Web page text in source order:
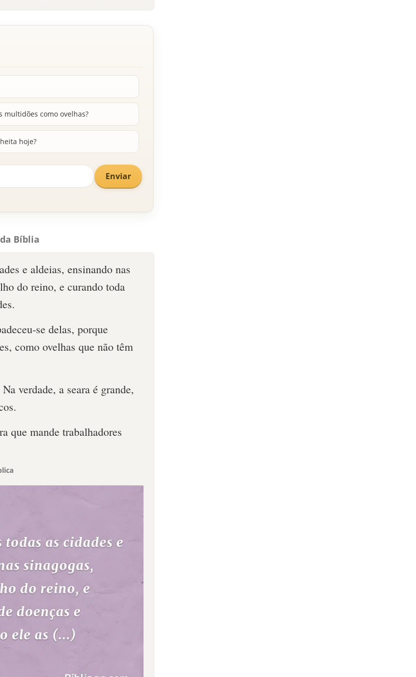
multidões como ovelhas?
hoje?
Enviar
Bíblia
e aldeias, ensinando nas
do reino, e curando toda
se delas, porque
como ovelhas que não têm
verdade, a seara é grande,
que mande trabalhadores